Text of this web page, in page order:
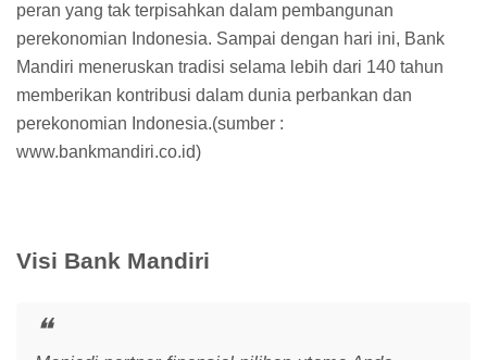
peran yang tak terpisahkan dalam pembangunan
perekonomian Indonesia. Sampai dengan hari ini, Bank
Mandiri meneruskan tradisi selama lebih dari 140 tahun
memberikan kontribusi dalam dunia perbankan dan
perekonomian Indonesia.(sumber :
www.bankmandiri.co.id)
Visi Bank Mandiri